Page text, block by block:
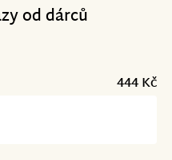
od dárců
444 Kč